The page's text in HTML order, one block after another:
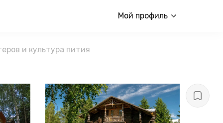
Мой профиль
и культура пития